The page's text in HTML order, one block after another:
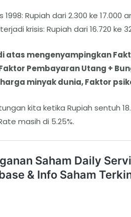
1998: Rupiah dari 2.300 ke
krisis: Rupiah dari 16.720 ke
atas mengenyampingkan
Pembayaran Utang +
minyak dunia, Faktor
kita ketika Rupiah sentuh
masih di 5.25%.